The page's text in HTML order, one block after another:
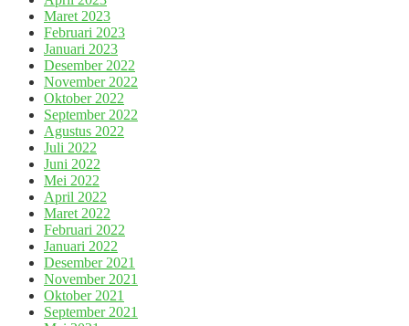
Maret 2023
Februari 2023
Januari 2023
Desember 2022
November 2022
Oktober 2022
September 2022
Agustus 2022
Juli 2022
Juni 2022
Mei 2022
April 2022
Maret 2022
Februari 2022
Januari 2022
Desember 2021
November 2021
Oktober 2021
September 2021